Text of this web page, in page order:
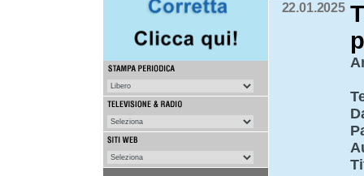
22.01.2025